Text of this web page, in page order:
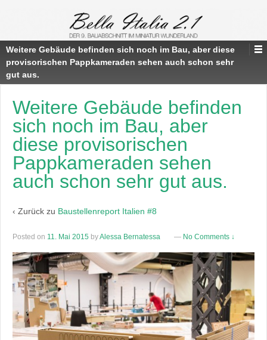
Weitere Gebäude befinden sich noch im Bau, aber diese
provisorischen Pappkameraden sehen auch schon sehr
gut aus.
Weitere Gebäude befinden
sich noch im Bau, aber
diese provisorischen
Pappkameraden sehen
auch schon sehr gut aus.
‹ Zurück zu Baustellenreport Italien #8
Posted on 11. Mai 2015 byAlessa Bernatessa — No Comments ↓